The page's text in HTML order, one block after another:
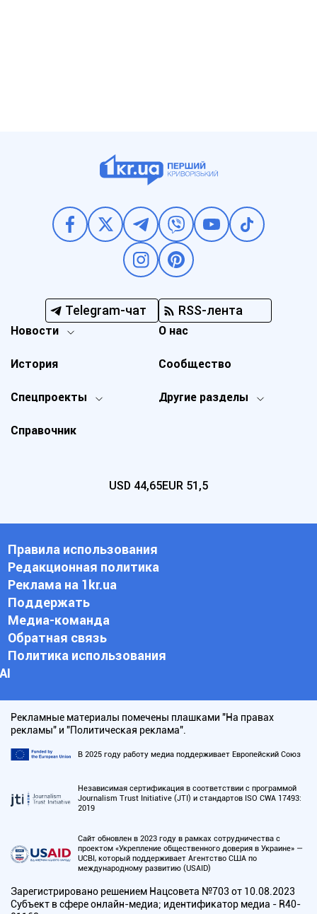
Telegram-чат RSS-лента
Новости
Спецпроекты Другие разделы
История
О нас
Справочник
Сообщество
USD 44,65EUR 51,5
Правила использования
Редакционная политика
Реклама на 1kr.ua
Поддержать
Медиа-команда
Обратная связь
Политика использования
АI
Рекламные материалы помечены плашками "На правах
рекламы" и "Политическая реклама".
В 2025 году работу медиа поддерживает Европейский Союз
Независимая сертификация в соответствии с программой
Journalism Trust Initiative (JTI) и стандартов ISO CWA 17493:
2019
Сайт обновлен в 2023 году в рамках сотрудничества с
проектом «Укрепление общественного доверия в Украине» —
UCBI, который поддерживает Агентство США по
международному развитию (USAID)
Зарегистрировано решением Нацсовета №703 от 10.08.2023
Субъект в сфере онлайн-медиа; идентификатор медиа - R40-